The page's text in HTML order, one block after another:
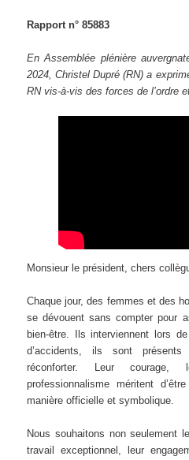
Rapport n° 85883
En Assemblée plénière
2024, Christel Dupré (RN) a
RN vis-à-vis des forces de l’ordre
Monsieur le président, chers
Chaque jour, des femmes et des
se dévouent sans compter pour
bien-être. Ils interviennent lors
d’accidents, ils sont
réconforter. Leur
professionnalisme méritent
manière officielle et symbolique.
Nous souhaitons non seulement
travail exceptionnel, leur